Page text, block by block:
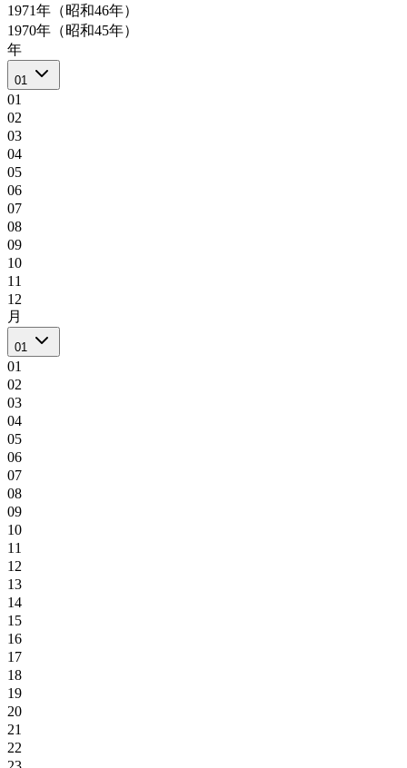
1971年（昭和46年）
1970年（昭和45年）
年
01
01
02
03
04
05
06
07
08
09
10
11
12
月
01
01
02
03
04
05
06
07
08
09
10
11
12
13
14
15
16
17
18
19
20
21
22